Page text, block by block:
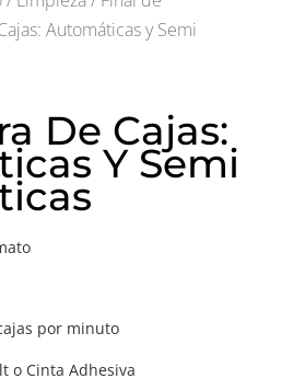
Automáticas y Semi
De Cajas:
Y Semi
por minuto
o Cinta Adhesiva